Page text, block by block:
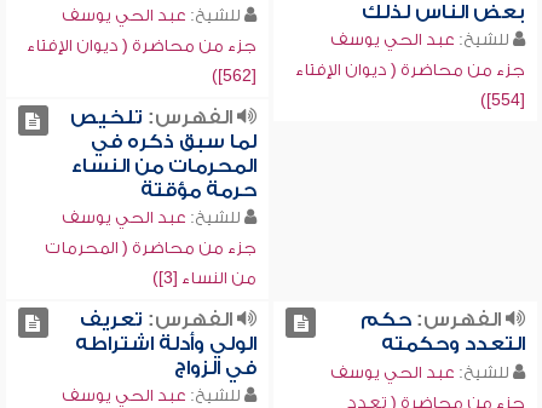
بعض الناس لذلك
للشيخ: عبد الحي يوسف
جزء من محاضرة ( ديوان الإفتاء
[554])
للشيخ: عبد الحي يوسف
جزء من محاضرة ( ديوان الإفتاء
[562])
الفهرس: تلخيص
لما سبق ذكره في
المحرمات من النساء
حرمة مؤقتة
للشيخ: عبد الحي يوسف
جزء من محاضرة ( المحرمات
من النساء [3])
الفهرس:حكم
التعدد وحكمته
للشيخ: عبد الحي يوسف
جزء من محاضرة ( تعدد
الفهرس: تعريف
الولي وأدلة اشتراطه
في الزواج
للشيخ: عبد الحي يوسف